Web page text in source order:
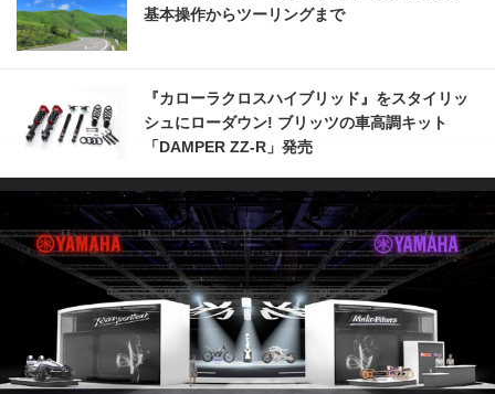
基本操作からツーリングまで
『カローラクロスハイブリッド』をスタイリッ
シュにローダウン! ブリッツの車高調キット
「DAMPER ZZ-R」発売